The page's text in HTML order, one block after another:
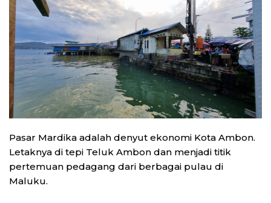
Pasar Mardika adalah denyut ekonomi Kota Ambon.
Letaknya di tepi Teluk Ambon dan menjadi titik
pertemuan pedagang dari berbagai pulau di
Maluku.